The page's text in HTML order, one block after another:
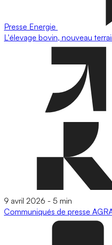
Presse Energie
L'élevage bovin, nouveau
9 avril 2026 - 5 min
Communiqués de presse